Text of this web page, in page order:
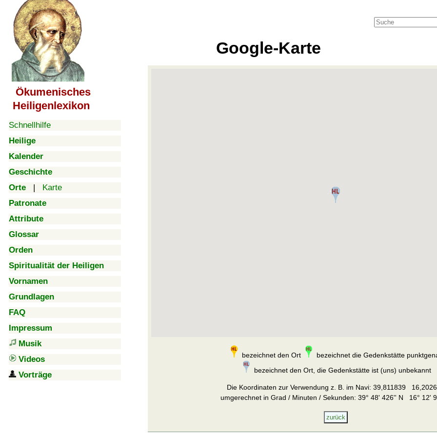
Ökumenisches
Heiligenlexikon
Schnellhilfe
Heilige
Kalender
Geschichte
Orte | Karte
Patronate
Attribute
Glossar
Orden
Spiritualität der Heiligen
Vornamen
Grundlagen
FAQ
Impressum
Musik
Videos
Vorträge
Google-Karte
bezeichnet den Ort
bezeichnet die Gedenkstätte
bezeichnet den Ort, die Gedenkstätte ist (uns) unbekannt
Die Koordinaten zur Verwendung z. B. im Navi: 39,811839
umgerechnet in Grad / Minuten / Sekunden: 39° 48' 426'' N 16° 12'